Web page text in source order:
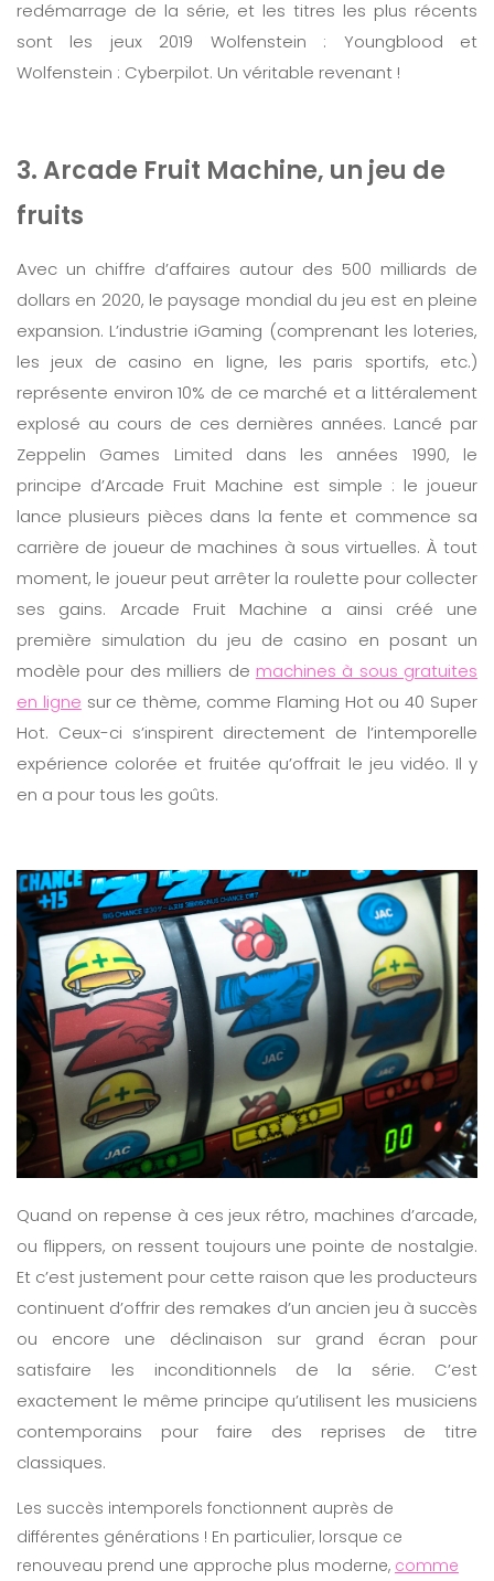
redémarrage de la série, et les titres les plus récents
sont les jeux 2019 Wolfenstein : Youngblood et
Wolfenstein : Cyberpilot. Un véritable revenant !
3. Arcade Fruit Machine, un jeu de
fruits
Avec un chiffre d’affaires autour des 500 milliards de
dollars en 2020, le paysage mondial du jeu est en pleine
expansion. L’industrie iGaming (comprenant les loteries,
les jeux de casino en ligne, les paris sportifs, etc.)
représente environ 10% de ce marché et a littéralement
explosé au cours de ces dernières années. Lancé par
Zeppelin Games Limited dans les années 1990, le
principe d’Arcade Fruit Machine est simple : le joueur
lance plusieurs pièces dans la fente et commence sa
carrière de joueur de machines à sous virtuelles. À tout
moment, le joueur peut arrêter la roulette pour collecter
ses gains. Arcade Fruit Machine a ainsi créé une
première simulation du jeu de casino en posant un
modèle pour des milliers de machines à sous gratuites
en ligne sur ce thème, comme Flaming Hot ou 40 Super
Hot. Ceux-ci s’inspirent directement de l’intemporelle
expérience colorée et fruitée qu’offrait le jeu vidéo. Il y
en a pour tous les goûts.
Quand on repense à ces jeux rétro, machines d’arcade,
ou flippers, on ressent toujours une pointe de nostalgie.
Et c’est justement pour cette raison que les producteurs
continuent d’offrir des remakes d’un ancien jeu à succès
ou encore une déclinaison sur grand écran pour
satisfaire les inconditionnels de la série. C’est
exactement le même principe qu’utilisent les musiciens
contemporains pour faire des reprises de titre
classiques.
Les succès intemporels fonctionnent auprès de
différentes générations ! En particulier, lorsque ce
renouveau prend une approche plus moderne, comme